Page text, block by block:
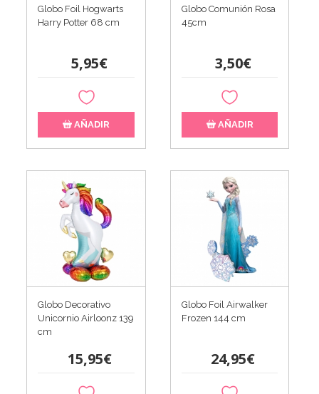
Globo Foil Hogwarts
Harry Potter 68 cm
5,95€
AÑADIR
Globo Comunión Rosa
45cm
3,50€
AÑADIR
Globo Decorativo
Unicornio Airloonz 139
cm
15,95€
Globo Foil Airwalker
Frozen 144 cm
24,95€